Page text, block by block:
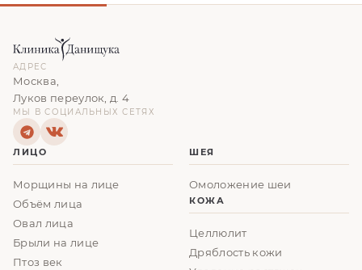
АДРЕС
Москва,
Луков переулок, д. 4
МЫ В СОЦИАЛЬНЫХ СЕТЯХ
ЛИЦО
Морщины на лице
Объём лица
Овал лица
Брыли на лице
Птоз век
ШЕЯ
Омоложение шеи
КОЖА
Целлюлит
Дряблость кожи